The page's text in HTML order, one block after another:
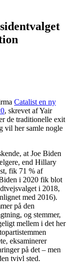
Catalist en ny
, skrevet af Yair
de traditionelle exit
vil her samle nogle
at Joe Biden
end Hillary
fik 71 % af
i 2020 fik blot
i 2018,
med 2016).
på den
og stemmer,
mellem i det her
eksaminerer
på det – men
tvivl sted.